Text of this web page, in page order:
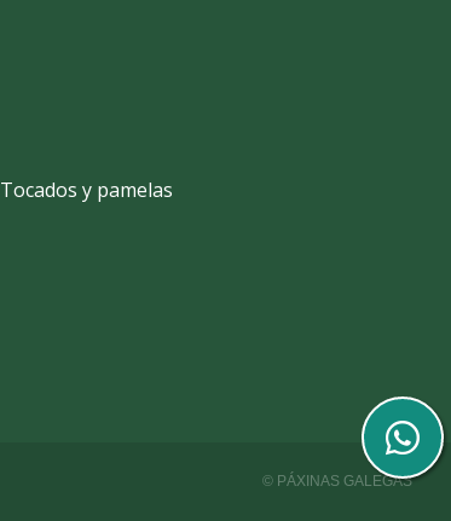
Tocados y pamelas
© PÁXINAS GALEGAS